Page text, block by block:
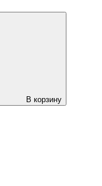
В корзину